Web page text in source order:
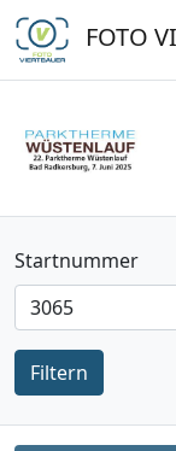
FOTO
Startnummer
Filtern